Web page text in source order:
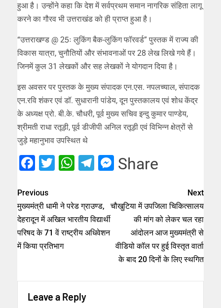
हुआ है। उन्होंने कहा कि देश में सर्वप्रथम समान नागरिक संहिता लागू
करने का गौरव भी उत्तराखंड को ही प्राप्त हुआ है।
“उत्तराखण्ड @ 25ः लुकिंग बैक-लुकिंग फॉरवर्ड” पुस्तक में राज्य की
विकास यात्रा, चुनौतियों और संभावनाओं पर 28 लेख लिखे गये हैं।
जिनमें कुल 31 लेखकों और सह लेखकों ने योगदान दिया है।
इस अवसर पर पुस्तक के मुख्य संपादक एन.एस. नपलच्याल, संपादक
एन.रवि शंकर एवं डॉ. सुधारानी पांडेय, दून पुस्तकालय एवं शोध केंद्र
के अध्यक्ष प्रो. बी.के. चौधरी, पूर्व मुख्य सचिव इन्दु कुमार पाण्डेय,
श्रीमती राधा रतूड़ी, पूर्व डीजीपी अनिल रतूड़ी एवं विभिन्न क्षेत्रों से
जुड़े महानुभाव उपस्थित थे
Facebook
Twitter
WhatsApp
Telegram
Messenger
Share
Previous
मुख्यमंत्री धामी ने परेड ग्राउण्ड,
देहरादून में अखिल भारतीय विद्यार्थी
परिषद के 71 वें राष्ट्रीय अधिवेशन
में किया प्रतिभाग
Next
चौखुटिया में उपजिला चिकित्सालय
की मांग को लेकर चल रहा
आंदोलन आज मुख्यमंत्री से
वीडियो कॉल पर हुई विस्तृत वार्ता
के बाद 20 दिनों के लिए स्थगित
Leave a Reply